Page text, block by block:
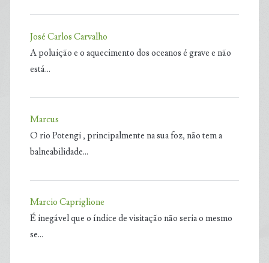
José Carlos Carvalho
A poluição e o aquecimento dos oceanos é grave e não
está…
Marcus
O rio Potengi , principalmente na sua foz, não tem a
balneabilidade…
Marcio Capriglione
É inegável que o índice de visitação não seria o mesmo
se…